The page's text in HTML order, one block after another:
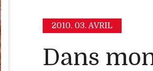
2010. 03. AVRIL
Dans